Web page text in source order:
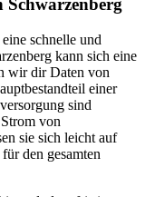
schnelle und
kann sich eine
wir dir Daten von
einer
sind
von
sie sich leicht auf
den gesamten